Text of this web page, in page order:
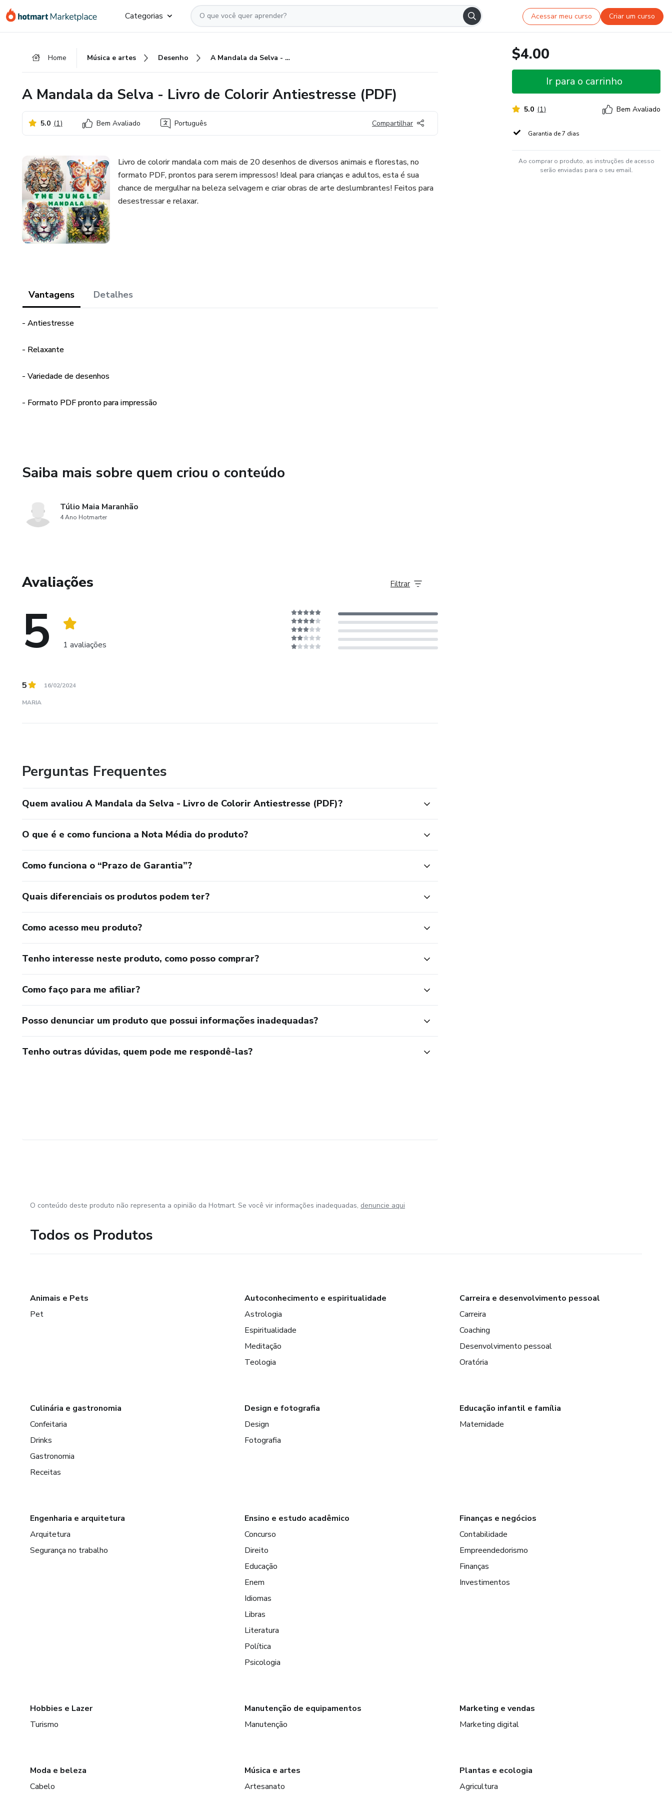
para
para
para
Categorias Acessar meu curso Criar um curso
Home Música e artes Desenho A Mandala da Selva - Livro de Colorir Antiestresse (PDF)
A Mandala da Selva - Livro de Colorir Antiestresse (PDF)
5.0 (1) Bem Avaliado Português Compartilhar
Livro de colorir mandala com mais de 20 desenhos de diversos animais e florestas, no
formato PDF, prontos para serem impressos! Ideal para crianças e adultos, esta é sua
chance de mergulhar na beleza selvagem e criar obras de arte deslumbrantes! Feitos para
desestressar e relaxar.
Vantagens Detalhes
- Antiestresse
- Relaxante
- Variedade de desenhos
- Formato PDF pronto para impressão
Saiba mais sobre quem criou o conteúdo
Túlio Maia Maranhão
4 Ano Hotmarter
Avaliações
5 1 avaliações
Filtrar
5 16/02/2024
MARIA
Perguntas Frequentes
Quem avaliou A Mandala da Selva - Livro de Colorir Antiestresse (PDF)?
O que é e como funciona a Nota Média do produto?
Como funciona o “Prazo de Garantia”?
Quais diferenciais os produtos podem ter?
Como acesso meu produto?
Tenho interesse neste produto, como posso comprar?
Como faço para me afiliar?
Posso denunciar um produto que possui informações inadequadas?
Tenho outras dúvidas, quem pode me respondê-las?
$4.00
Ir para o carrinho
5.0 (1) Bem Avaliado
Garantia de 7 dias
Ao comprar o produto, as instruções de acesso
serão enviadas para o seu email.
O conteúdo deste produto não representa a opinião da Hotmart. Se você vir informações inadequadas, denuncie aqui
Todos os Produtos
Animais e Pets
Pet
Autoconhecimento e espiritualidade
Astrologia
Espiritualidade
Meditação
Teologia
Carreira e desenvolvimento pessoal
Carreira
Coaching
Desenvolvimento pessoal
Oratória
Culinária e gastronomia
Confeitaria
Drinks
Gastronomia
Receitas
Design e fotografia
Design
Fotografia
Educação infantil e família
Maternidade
Engenharia e arquitetura
Arquitetura
Segurança no trabalho
Ensino e estudo acadêmico
Concurso
Direito
Educação
Enem
Idiomas
Libras
Literatura
Política
Psicologia
Finanças e negócios
Contabilidade
Empreendedorismo
Finanças
Investimentos
Hobbies e Lazer
Turismo
Manutenção de equipamentos
Manutenção
Marketing e vendas
Marketing digital
Moda e beleza
Cabelo
Música e artes
Artesanato
Plantas e ecologia
Agricultura